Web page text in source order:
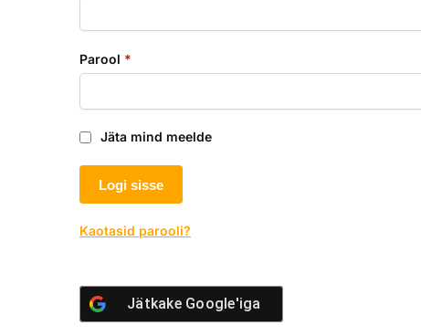
Parool *
Jäta mind meelde
Logi sisse
Kaotasid parooli?
Jätkake Google'iga